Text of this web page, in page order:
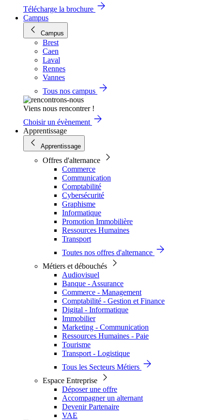
Télécharge la brochure
Campus
Campus
Brest
Caen
Laval
Rennes
Vannes
Tous nos campus
Viens nous rencontrer !
Choisir un évènement
Apprentissage
Apprentissage
Offres d'alternance
Commerce
Communication
Comptabilité
Cybersécurité
Graphisme
Informatique
Promotion Immobilière
Ressources Humaines
Transport
Toutes nos offres d'alternance
Métiers et débouchés
Audiovisuel
Banque - Assurance
Commerce - Management
Comptabilité - Gestion et Finance
Digital - Informatique
Immobilier
Marketing - Communication
Ressources Humaines - Paie
Tourisme
Transport - Logistique
Tous les Secteurs Métiers
Espace Entreprise
Déposer une offre
Accompagner un alternant
Devenir Partenaire
VAE